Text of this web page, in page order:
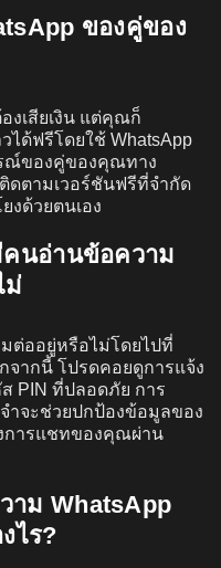
ของคู่ของ
งเสียเงิน แต่คุณก็
ด้ฟรีโดยใช้ WhatsApp
ณ์ของคู่ของคุณทาง
ดตามเวอร์ชันฟรีที่จำกัด
งด้วยตนเอง
คนอ่านข้อความ
ม่
ต่ออยู่หรือไม่โดยไปที่
จากนี้ โปรดคอยดูการแจ้ง
PIN ที่ปลอดภัย การ
ำจะช่วยปกป้องข้อมูลของ
การแชทของคุณผ่าน
าม WhatsApp
ไร?